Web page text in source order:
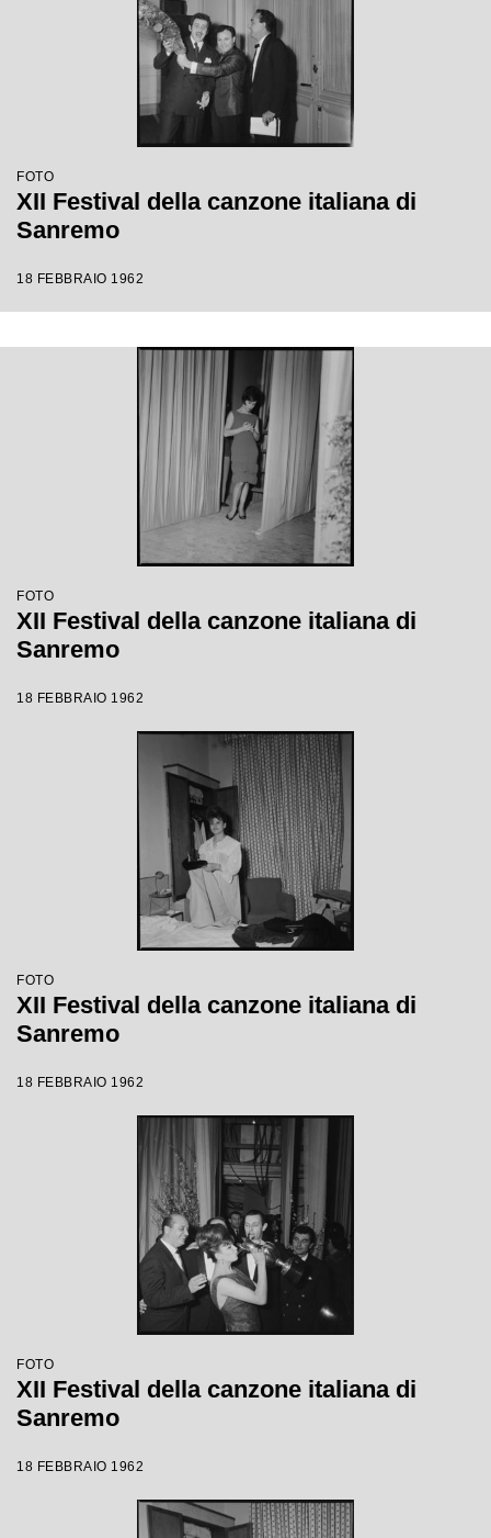
FOTO
XII Festival della canzone italiana di
Sanremo
18 FEBBRAIO 1962
FOTO
XII Festival della canzone italiana di
Sanremo
18 FEBBRAIO 1962
FOTO
XII Festival della canzone italiana di
Sanremo
18 FEBBRAIO 1962
FOTO
XII Festival della canzone italiana di
Sanremo
18 FEBBRAIO 1962